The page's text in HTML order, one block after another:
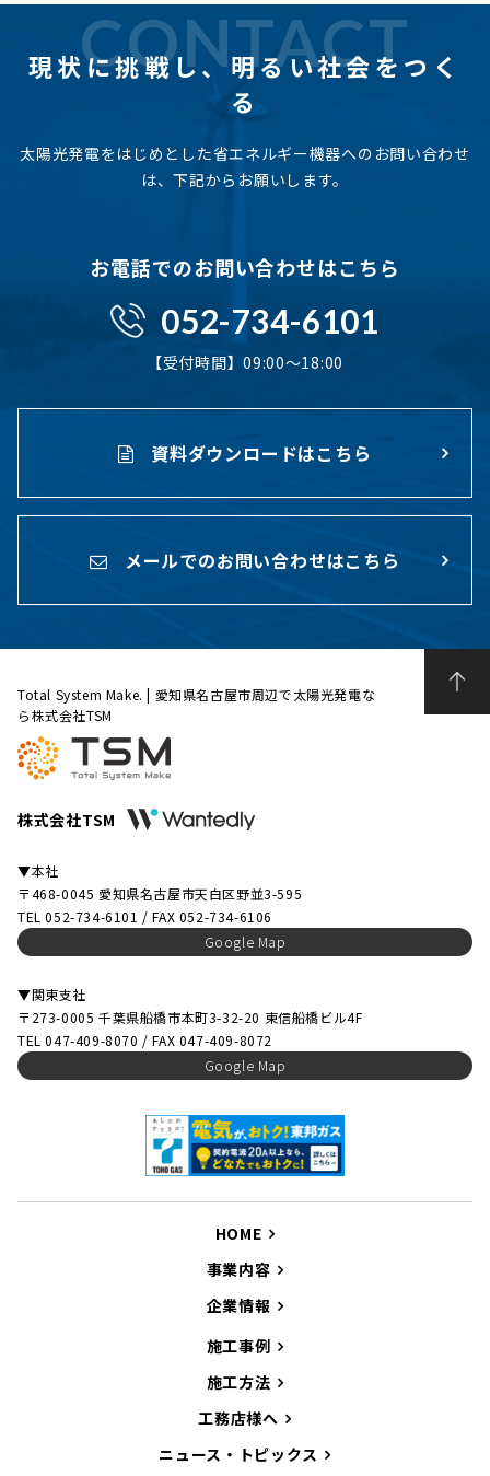
CONTACT
現状に挑戦し、明るい社会をつく
る
太陽光発電をはじめとした省エネルギー機器へのお問い合わせ
は、下記からお願いします。
お電話でのお問い合わせはこちら
052-734-6101
【受付時間】09:00〜18:00
資料ダウンロードはこちら
メールでのお問い合わせはこちら
Total System Make. | 愛知県名古屋市周辺で太陽光発電な
ら株式会社TSM
株式会社TSM
▼本社
〒468-0045 愛知県名古屋市天白区野並3-595
TEL 052-734-6101 / FAX 052-734-6106
Google Map
▼関東支社
〒273-0005 千葉県船橋市本町3-32-20 東信船橋ビル4F
TEL 047-409-8070 / FAX 047-409-8072
Google Map
HOME
事業内容
企業情報
施工事例
施工方法
工務店様へ
ニュース・トピックス